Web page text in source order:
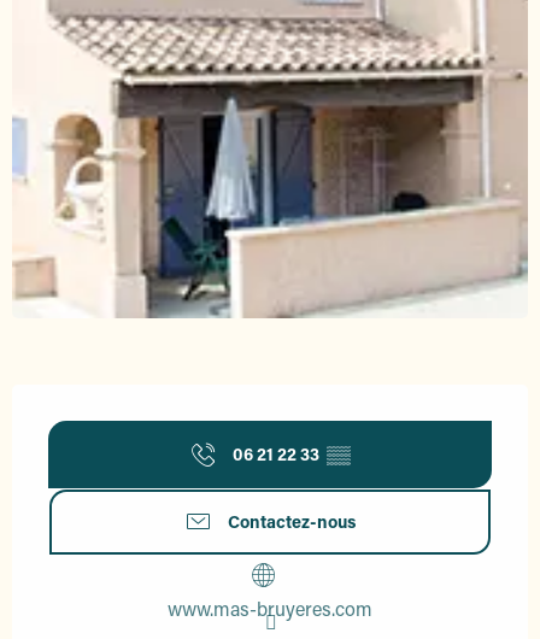
06 21 22 33 ▒▒
Contactez-nous
www.mas-bruyeres.com